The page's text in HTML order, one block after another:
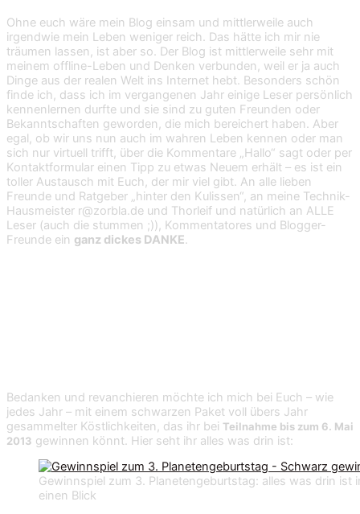
Ohne euch wäre mein Blog einsam und mittlerweile auch
irgendwie mein Leben weniger reich. Das hätte ich mir nie
träumen lassen, ist aber so. Der Blog ist mittlerweile sehr mit
meinem offline-Leben und Denken verbunden, weil er ja auch
Dinge aus der realen Welt ins Internet hebt. Besonders schön
finde ich, dass ich im vergangenen Jahr einige Leser persönlich
kennenlernen durfte und sie sind zu guten Freunden oder
Bekanntschaften geworden, die mich bereichert haben. Aber
egal, ob wir uns nun auch im wahren Leben kennen oder man
sich nur virtuell trifft, über die Kommentare „Hallo“ sagt oder per
Kontaktformular einen Tipp zu etwas Neuem erhält – es ist ein
toller Austausch mit Euch, der mir viel gibt. An alle lieben
Freunde und Ratgeber „hinter den Kulissen“, an meine Technik-
Hausmeister r@zorbla.de und Thorleif und natürlich an ALLE
Leser (auch die stummen ;)), Kommentatores und Blogger-
Freunde ein ganz dickes DANKE.
Bedanken und revanchieren möchte ich mich bei Euch – wie
jedes Jahr – mit einem schwarzen Paket voll übers Jahr
gesammelter Köstlichkeiten, das ihr bei Teilnahme bis zum 6. Mai
2013 gewinnen könnt. Hier seht ihr alles was drin ist:
Gewinnspiel zum 3. Planetengeburtstag: alles was drin ist
einen Blick